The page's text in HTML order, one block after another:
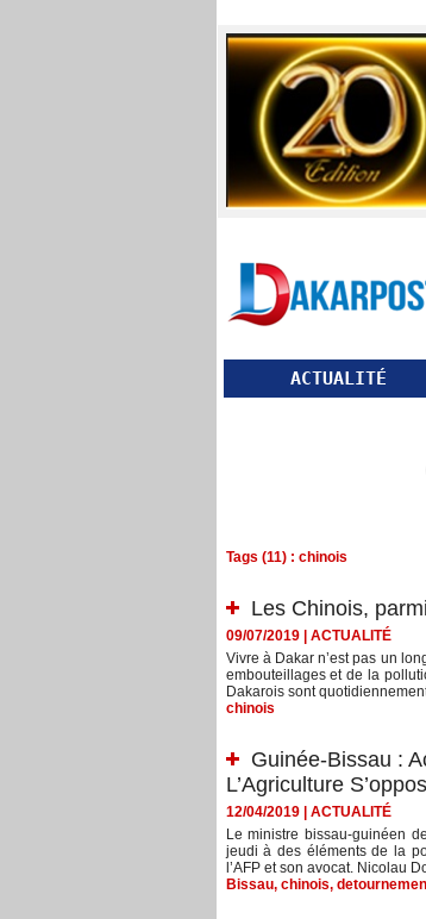
ACTUALITÉ
Tags (11) : chinois
Les Chinois,
09/07/2019| ACTUALITÉ
Vivre à Dakar n’est pas un
embouteillages et de la
Dakarois sont
chinois
Guinée-Bissau :
L’Agriculture
12/04/2019| ACTUALITÉ
Le ministre bissau-guinéen
jeudi à des éléments de la
l’AFP et son avocat. Nicolau
Bissau, chinois,